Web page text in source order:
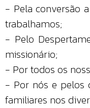
- Pela conversão
trabalhamos;
- Pelo
missionário;
- Por todos os
- Por nós e pelos
familiares nos